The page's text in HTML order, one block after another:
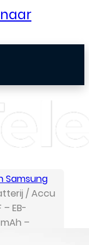
Samsung
/ Accu
EB-
–